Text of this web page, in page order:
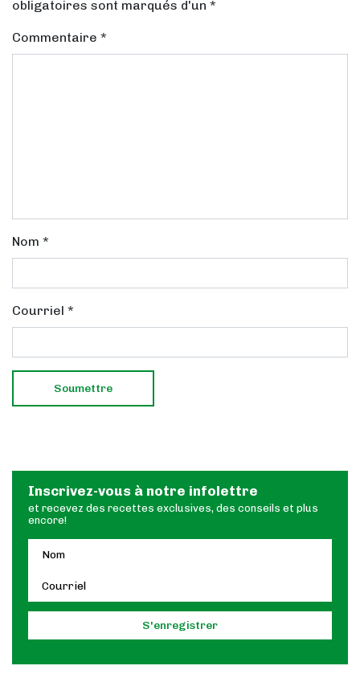
obligatoires sont marqués d'un *
Commentaire *
Nom *
Courriel *
Inscrivez-vous à notre infolettre
et recevez des recettes exclusives, des conseils et plus
encore!